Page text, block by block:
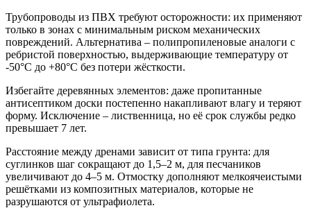
Трубопроводы из ПВХ требуют осторожности: их применяют
только в зонах с минимальным риском механических
повреждений. Альтернатива – полипропиленовые аналоги с
ребристой поверхностью, выдерживающие температуру от
-50°C до +80°C без потери жёсткости.
Избегайте деревянных элементов: даже пропитанные
антисептиком доски постепенно накапливают влагу и теряют
форму. Исключение – лиственница, но её срок службы редко
превышает 7 лет.
Расстояние между дренами зависит от типа грунта: для
суглинков шаг сокращают до 1,5–2 м, для песчаников
увеличивают до 4–5 м. Отмостку дополняют мелкоячеистыми
решётками из композитных материалов, которые не
разрушаются от ультрафиолета.